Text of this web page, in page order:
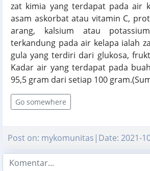
zat kimia yang terdapat pada air
asam askorbat atau vitamin C,
arang, kalsium atau
terkandung pada air kelapa ialah
gula yang terdiri dari glukosa,
Kadar air yang terdapat pada
95,5 gram dari setiap 100
Go somewhere
Post on: mykomunitas|Date: 2021-